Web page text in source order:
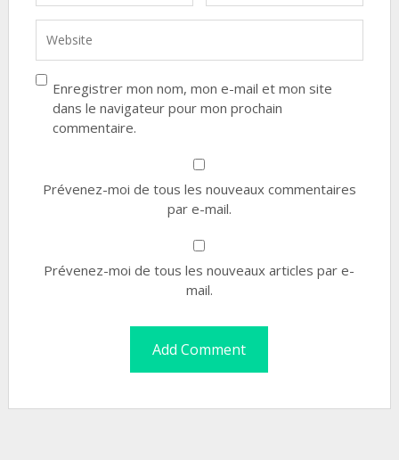
Enregistrer mon nom, mon e-mail et mon site
dans le navigateur pour mon prochain
commentaire.
Prévenez-moi de tous les nouveaux commentaires
par e-mail.
Prévenez-moi de tous les nouveaux articles par e-
mail.